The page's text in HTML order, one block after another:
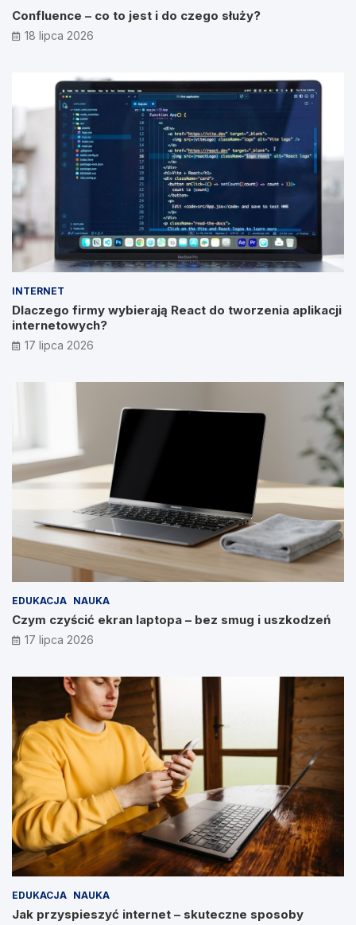
Confluence – co to jest i do czego służy?
18 lipca 2026
INTERNET
Dlaczego firmy wybierają React do tworzenia aplikacji
internetowych?
17 lipca 2026
EDUKACJA NAUKA
Czym czyścić ekran laptopa – bez smug i uszkodzeń
17 lipca 2026
EDUKACJA NAUKA
Jak przyspieszyć internet – skuteczne sposoby